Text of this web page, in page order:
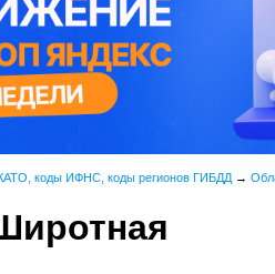
коды ИФНС, коды регионов ГИБДД →